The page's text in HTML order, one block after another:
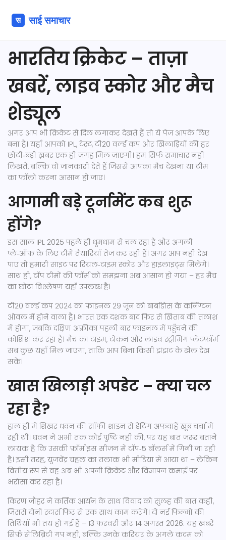
भारतिय क्रिकेट – ताज़ा
खबरें, लाइव स्कोर और मैच
शेड्यूल
अगर आप भी क्रिकेट से दिल लगाकर देखते हैं तो ये पेज आपके लिए
बना है। यहाँ आपको IPL, टेस्ट, टी20 वर्ल्ड कप और खिलाड़ियों की हर
छोटी‑बड़ी ख़बर एक ही जगह मिल जाएगी। हम सिर्फ़ समाचार नहीं
लिखते, बल्कि वो जानकारी देते हैं जिससे आपका मैच देखना या टीम
का फॉलो करना आसान हो जाए।
आगामी बड़े टूर्नामेंट कब शुरू
होंगे?
इस साल IPL 2025 पहले ही धूमधाम से चल रहा है और अगली
प्ले‑ऑफ़ के लिए टीमें तैयारियाँ तेज कर रही हैं। अगर आप नहीं देख
पाए तो हमारी साइट पर रियल‑टाइम स्कोर और हाइलाइट्स मिलेंगे।
साथ ही, टॉप टीमों की फॉर्म को समझना अब आसान हो गया – हर मैच
का छोटा विश्लेषण यहाँ उपलब्ध है।
टी20 वर्ल्ड कप 2024 का फ़ाइनल 29 जून को बार्बाडोस के कर्निंग्टन
ओवल में होने वाला है। भारत एक दशक बाद फिर से खिताब की तलाश
में होगा, जबकि दक्षिण अफ्रीका पहली बार फाइनल में पहुँचने की
कोशिश कर रहा है। मैच का टाइम, टोकन और लाइव स्ट्रीमिंग प्लेटफ़ॉर्म
सब कुछ यहाँ मिल जाएगा, ताकि आप बिना किसी झंझट के खेल देख
सकें।
खास खिलाड़ी अपडेट – क्या चल
रहा है?
हाल ही में शिखर धवन की सॉफी शाइन से डेटिंग अफ़वाहें खूब चर्चा में
रही थीं। धवन ने अभी तक कोई पुष्टि नहीं की, पर यह बात जरूर बताने
लायक है कि उसकी फ़ॉर्म इस सीज़न में टॉप‑5 बॉलर्स में गिनी जा रही
है। इसी तरह, युजवेंद्र चहल का तलाक भी मीडिया में आया था – लेकिन
वित्तीय रूप से वह अब भी अपनी क्रिकेट और विज्ञापन कमाई पर
भरोसा कर रहा है।
किरण जौहर ने कर्तिक आर्यन के साथ विवाद को सुलह की बात कही,
जिससे दोनों स्टार्स फिर से एक साथ काम करेंगे। दो नई फ़िल्मों की
तिथियाँ भी तय हो गई हैं – 13 फरवरी और 14 अगस्त 2026. यह खबरें
सिर्फ़ सेलिब्रिटी गप नहीं, बल्कि उनके करियर के अगले कदम को